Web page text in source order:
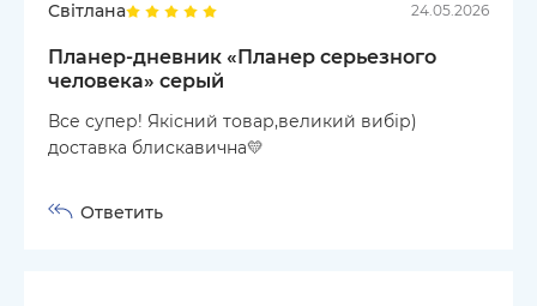
Світлана 24.05.2026
Планер-дневник «Планер серьезного
человека» серый
Все супер! Якісний товар,великий вибір)
доставка блискавична💛
Ответить